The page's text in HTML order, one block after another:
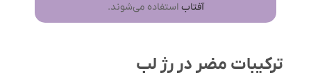
آفتاب استفاده می‌شوند.
ترکیبات مضر در رژ لب